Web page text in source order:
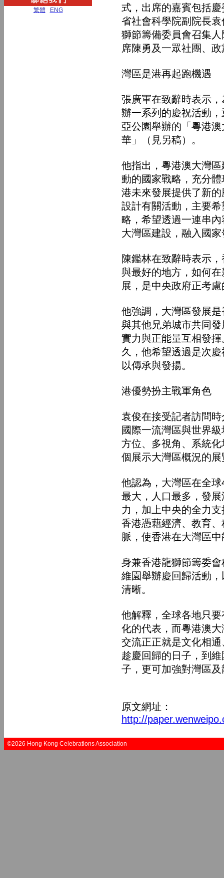
繁體 ENG
式，出席的嘉賓包括
省社會科學院副院長
獅節籌備委員會召集
席陳勇及一眾社團、
灣區是港再起跑機遇
張廣軍在致辭時表示
辦一系列的慶祝活動
亞公園舉辦的「粵港
華」（見另稿）。
他指出，粵港澳大灣
動的國家戰略，充分
港未來發展提供了新
設計有關活動，主要
略，希望透過一連串
大灣區建設，融入國
陳鑑林在致辭時表示
與最好的地方，如何
展，是中央政府正考
他強調，大灣區發展
與其他兄弟城市共同
實力與正能量互相發
久，他希望透過是次
以傳承與發揚。
港優勢扮主戰軍角色
袁俊在接受記者訪問
國際一流灣區與世界
方位、多視角、系統
個展示大灣區概況的展
他認為，大灣區在全
最大，人口最多，發
力，加上中央的全力
香港憑藉經濟、教育
脈，使香港在大灣區
身兼香港龍獅節籌委
維園舉辦慶回歸活動
清晰。
他解釋，全球各地只
化的代表，而粵港澳
交流正正就是文化相
趁慶回歸的日子，到
子，更可加強對灣區
原文網址：
http://
©2026 Hong Kong Celebrations Association